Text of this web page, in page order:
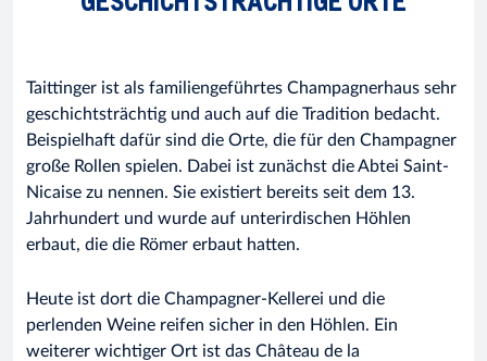
Taittinger ist als familiengeführtes Champagnerhaus sehr
geschichtsträchtig und auch auf die Tradition bedacht.
Beispielhaft dafür sind die Orte, die für den Champagner
große Rollen spielen. Dabei ist zunächst die Abtei Saint-
Nicaise zu nennen. Sie existiert bereits seit dem 13.
Jahrhundert und wurde auf unterirdischen Höhlen
erbaut, die die Römer erbaut hatten.
Heute ist dort die Champagner-Kellerei und die
perlenden Weine reifen sicher in den Höhlen. Ein
weiterer wichtiger Ort ist das Château de la